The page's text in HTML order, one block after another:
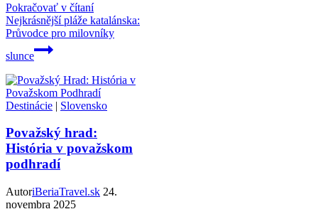
Pokračovať v čítaní
Nejkrásnější pláže katalánska:
Průvodce pro milovníky
slunce
Destinácie | Slovensko
Považský hrad:
História v považskom
podhradí
AutoriBeriaTravel.sk 24.
novembra 2025